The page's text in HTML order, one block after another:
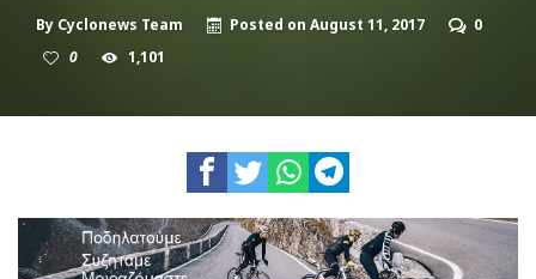
By Cyclonews Team Posted on August 11, 2017
0
0
1,101